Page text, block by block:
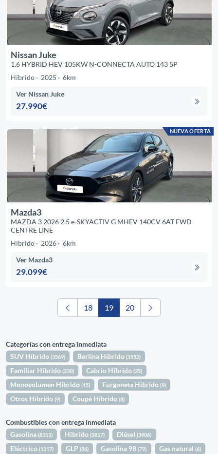
Nissan Juke
1.6 HYBRID HEV 105KW N-CONNECTA AUTO 143 5P
Híbrido
2025 6km
Ver Nissan Juke
27.990€
NUEVA OFERTA
Mazda3
MAZDA 3 2026 2.5 e-SKYACTIV G MHEV 140CV 6AT FWD
CENTRE LINE
Híbrido
2026 6km
Ver Mazda3
29.099€
18 19 20
Categorías con entrega inmediata
SUV Híbrido(3569) Berlina Híbrido(1952)
Familiar Híbrido(230) Cabrio Híbrido(25)
Monovolumen Híbrido(15) Furgoneta Híbrido(9)
Otros Híbrido(9) Coupé Híbrido(8)
Combustibles con entrega inmediata
Gasolina(8311) Híbrido(5817) Diésel(3906)
Eléctrico(1317) GLP(86) Gasolina 98(79) Gas natural (6)